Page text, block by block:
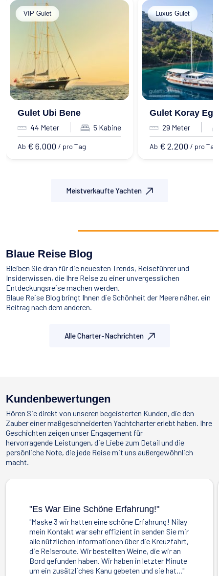
VIP Gulet
Gulet Ubi Bene
44 Meter 5 Kabine
Ab € 6.000 / pro Tag
Luxus Gulet
Gulet Koray Ege
29 Meter
Ab € 2.200 / pro Tag
Meistverkaufte Yachten
Blaue Reise Blog
Bleiben Sie dran für die neuesten Trends, Reiseführer und
Insiderwissen, die Ihre Reise zu einer unvergesslichen
Entdeckungsreise machen werden.
Blaue Reise Blog bringt Ihnen die Schönheit der Meere näher, ein
Beitrag nach dem anderen.
Alle Charter-Nachrichten
Kundenbewertungen
Hören Sie direkt von unseren begeisterten Kunden, die den
Zauber einer maßgeschneiderten Yachtcharter erlebt haben. Ihre
Geschichten zeigen unser Engagement für
hervorragende Leistungen, die Liebe zum Detail und die
persönliche Note, die jede Reise mit uns außergewöhnlich
macht.
"Es War Eine Schöne Erfahrung!"
"Maske 3 wir hatten eine schöne Erfahrung! Nilay
mein Kontakt war sehr effizient in senden Sie mir
alle nützlichen Informationen über die Kreuzfahrt,
die Reiseroute. Wir bestellten Weine, die wir an
Bord gefunden haben. Wir haben in letzter Minute
um ein zusätzliches Kanu gebeten und sie hat..."